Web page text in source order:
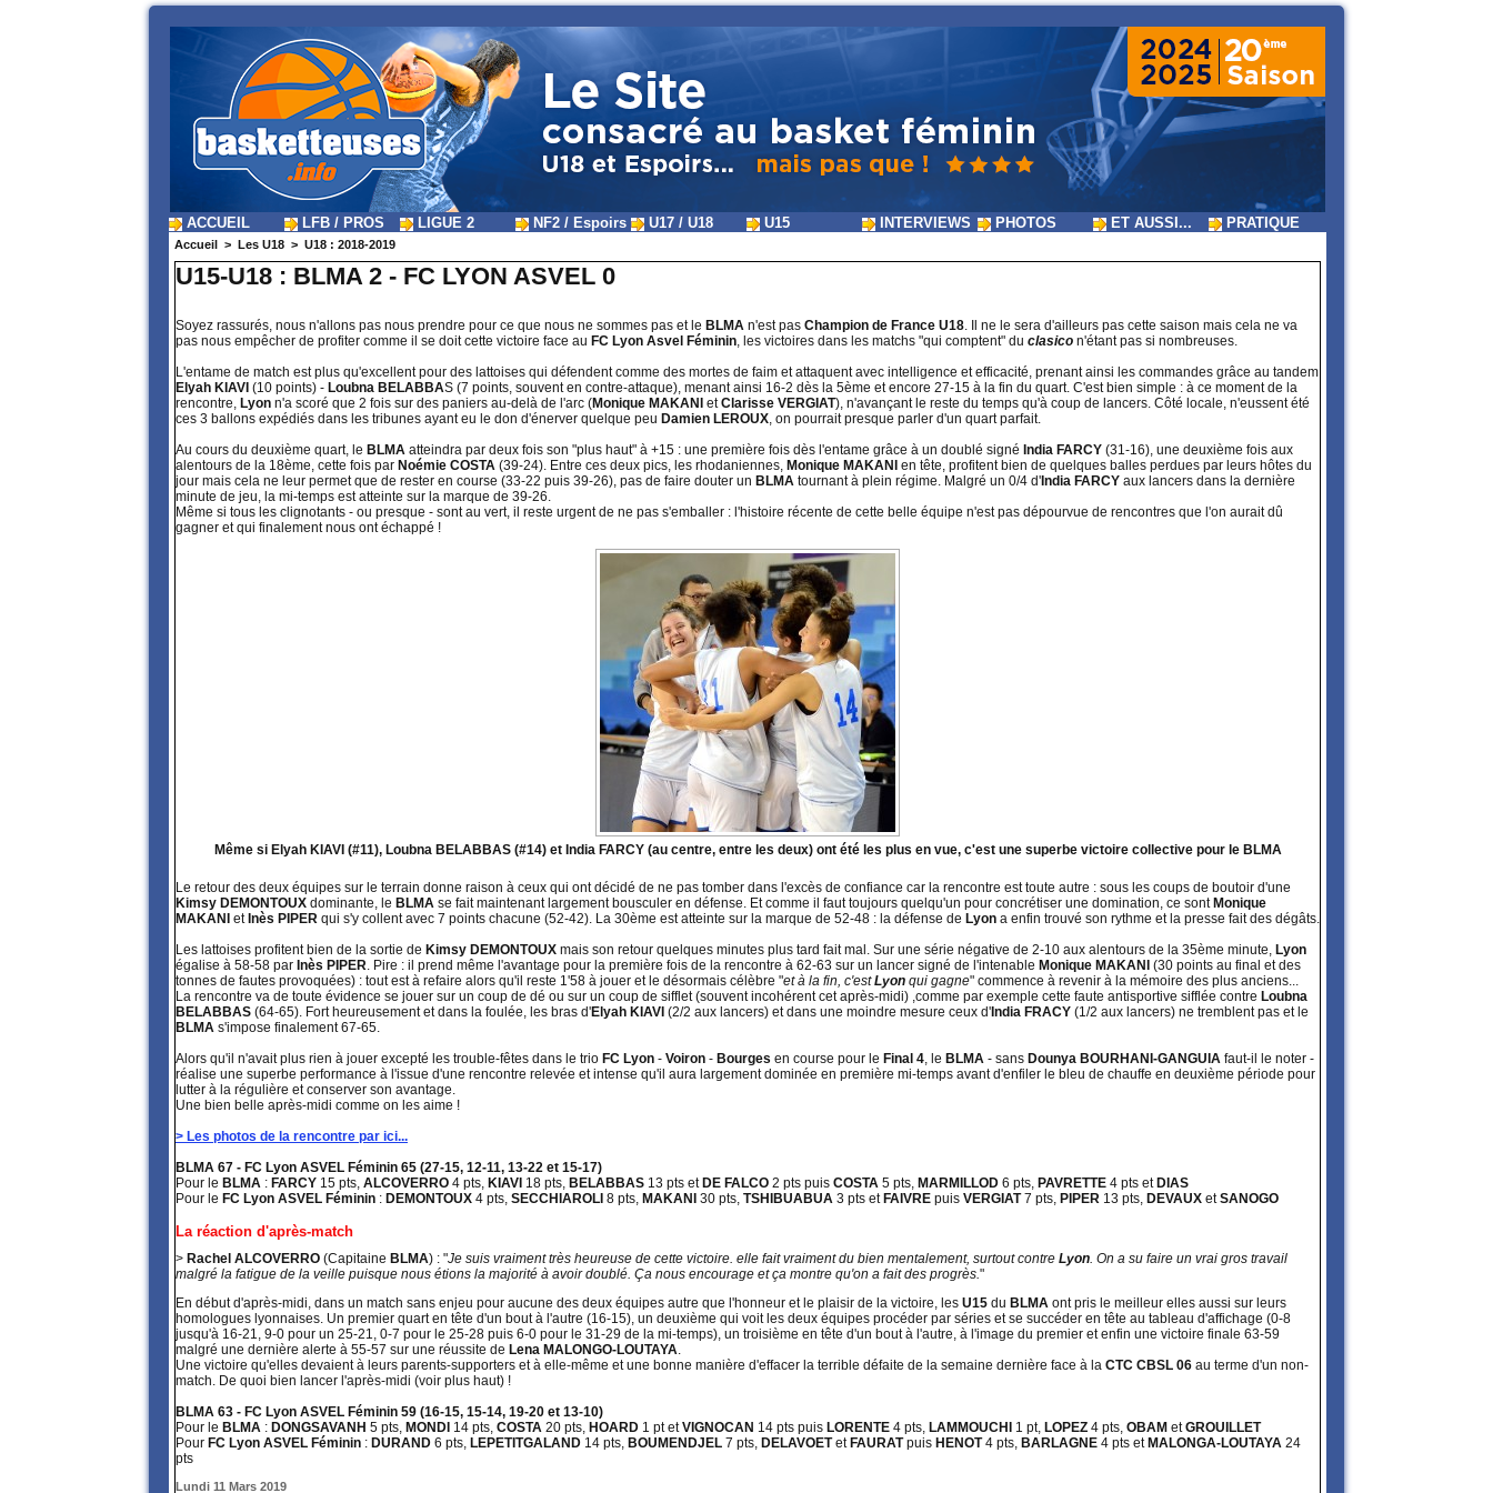
ACCUEIL LFB / PROS LIGUE 2 NF2 / Espoirs U17 / U18 U15 INTERVIEWS PHOTOS ET AUSSI... PRATIQUE
Accueil > Les U18 > U18 : 2018-2019
U15-U18 : BLMA 2 - FC LYON ASVEL 0
Soyez rassurés, nous n'allons pas nous prendre pour ce que nous ne sommes pas et le BLMA n'est pas Champion de France U18. Il ne le sera d'ailleurs pas cette saison mais cela ne va
pas nous empêcher de profiter comme il se doit cette victoire face au FC Lyon Asvel Féminin, les victoires dans les matchs "qui comptent" du clasico n'étant pas si nombreuses.
L'entame de match est plus qu'excellent pour des lattoises qui défendent comme des mortes de faim et attaquent avec intelligence et efficacité, prenant ainsi les commandes grâce au tandem
Elyah KIAVI (10 points) - Loubna BELABBAS (7 points, souvent en contre-attaque), menant ainsi 16-2 dès la 5ème et encore 27-15 à la fin du quart. C'est bien simple : à ce moment de la
rencontre, Lyon n'a scoré que 2 fois sur des paniers au-delà de l'arc (Monique MAKANI etClarisse VERGIAT), n'avançant le reste du temps qu'à coup de lancers. Côté locale, n'eussent été
ces 3 ballons expédiés dans les tribunes ayant eu le don d'énerver quelque peu Damien LEROUX, on pourrait presque parler d'un quart parfait.
Au cours du deuxième quart, le BLMA atteindra par deux fois son "plus haut" à +15 : une première fois dès l'entame grâce à un doublé signé India FARCY (31-16), une deuxième fois aux
alentours de la 18ème, cette fois par Noémie COSTA (39-24). Entre ces deux pics, les rhodaniennes, Monique MAKANI en tête, profitent bien de quelques balles perdues par leurs hôtes du
jour mais cela ne leur permet que de rester en course (33-22 puis 39-26), pas de faire douter un BLMA tournant à plein régime. Malgré un 0/4 d' India FARCY aux lancers dans la dernière
minute de jeu, la mi-temps est atteinte sur la marque de 39-26.
Même si tous les clignotants - ou presque - sont au vert, il reste urgent de ne pas s'emballer : l'histoire récente de cette belle équipe n'est pas dépourvue de rencontres que l'on aurait dû
gagner et qui finalement nous ont échappé !
Même si Elyah KIAVI (#11), Loubna BELABBAS (#14) et India FARCY (au centre, entre les deux) ont été les plus en vue, c'est une superbe victoire collective pour le BLMA
Le retour des deux équipes sur le terrain donne raison à ceux qui ont décidé de ne pas tomber dans l'excès de confiance car la rencontre est toute autre : sous les coups de boutoir d'une
Kimsy DEMONTOUX dominante, le BLMA se fait maintenant largement bousculer en défense. Et comme il faut toujours quelqu'un pour concrétiser une domination, ce sont Monique
MAKANI et Inès PIPER qui s'y collent avec 7 points chacune (52-42). La 30ème est atteinte sur la marque de 52-48 : la défense de Lyon a enfin trouvé son rythme et la presse fait des dégâts.
Les lattoises profitent bien de la sortie de Kimsy DEMONTOUX mais son retour quelques minutes plus tard fait mal. Sur une série négative de 2-10 aux alentours de la 35ème minute, Lyon
égalise à 58-58 par Inès PIPER. Pire : il prend même l'avantage pour la première fois de la rencontre à 62-63 sur un lancer signé de l'intenable Monique MAKANI (30 points au final et des
tonnes de fautes provoquées) : tout est à refaire alors qu'il reste 1'58 à jouer et le désormais célèbre "et à la fin, c'estLyon qui gagne" commence à revenir à la mémoire des plus anciens...
La rencontre va de toute évidence se jouer sur un coup de dé ou sur un coup de sifflet (souvent incohérent cet après-midi) ,comme par exemple cette faute antisportive sifflée contre Loubna
BELABBAS (64-65). Fort heureusement et dans la foulée, les bras d'Elyah KIAVI (2/2 aux lancers) et dans une moindre mesure ceux d' India FRACY (1/2 aux lancers) ne tremblent pas et le
BLMA s'impose finalement 67-65.
Alors qu'il n'avait plus rien à jouer excepté les trouble-fêtes dans le trio FC Lyon - Voiron - Bourges en course pour le Final 4, le BLMA - sans Dounya BOURHANI-GANGUIA faut-il le noter -
réalise une superbe performance à l'issue d'une rencontre relevée et intense qu'il aura largement dominée en première mi-temps avant d'enfiler le bleu de chauffe en deuxième période pour
lutter à la régulière et conserver son avantage.
Une bien belle après-midi comme on les aime !
> Les photos de la rencontre par ici...
BLMA 67 - FC Lyon ASVEL Féminin 65 (27-15, 12-11, 13-22 et 15-17)
Pour le BLMA : FARCY 15 pts, ALCOVERRO 4 pts, KIAVI 18 pts, BELABBAS 13 pts et DE FALCO 2 pts puis COSTA 5 pts, MARMILLOD 6 pts, PAVRETTE 4 pts et DIAS
Pour le FC Lyon ASVEL Féminin : DEMONTOUX 4 pts, SECCHIAROLI 8 pts, MAKANI 30 pts, TSHIBUABUA 3 pts et FAIVRE puis VERGIAT7 pts, PIPER 13 pts, DEVAUX etSANOGO
La réaction d'après-match
> Rachel ALCOVERRO (Capitaine BLMA) : "Je suis vraiment très heureuse de cette victoire. elle fait vraiment du bien mentalement, surtout contre Lyon. On a su faire un vrai gros travail
malgré la fatigue de la veille puisque nous étions la majorité à avoir doublé. Ça nous encourage et ça montre qu'on a fait des progrès."
En début d'après-midi, dans un match sans enjeu pour aucune des deux équipes autre que l'honneur et le plaisir de la victoire, les U15 du BLMA ont pris le meilleur elles aussi sur leurs
homologues lyonnaises. Un premier quart en tête d'un bout à l'autre (16-15), un deuxième qui voit les deux équipes procéder par séries et se succéder en tête au tableau d'affichage (0-8
jusqu'à 16-21, 9-0 pour un 25-21, 0-7 pour le 25-28 puis 6-0 pour le 31-29 de la mi-temps), un troisième en tête d'un bout à l'autre, à l'image du premier et enfin une victoire finale 63-59
malgré une dernière alerte à 55-57 sur une réussite de Lena MALONGO-LOUTAYA.
Une victoire qu'elles devaient à leurs parents-supporters et à elle-même et une bonne manière d'effacer la terrible défaite de la semaine dernière face à la CTC CBSL 06 au terme d'un non-
match. De quoi bien lancer l'après-midi (voir plus haut) !
BLMA 63 - FC Lyon ASVEL Féminin 59 (16-15, 15-14, 19-20 et 13-10)
Pour le BLMA : DONGSAVANH 5 pts, MONDI 14 pts, COSTA 20 pts, HOARD 1 pt etVIGNOCAN 14 pts puis LORENTE 4 pts, LAMMOUCHI 1 pt, LOPEZ 4 pts, OBAM etGROUILLET
Pour FC Lyon ASVEL Féminin : DURAND 6 pts, LEPETITGALAND 14 pts, BOUMENDJEL 7 pts, DELAVOETet FAURATpuis HENOT4 pts, BARLAGNE 4 pts et MALONGA-LOUTAYA 24
pts
Lundi 11 Mars 2019